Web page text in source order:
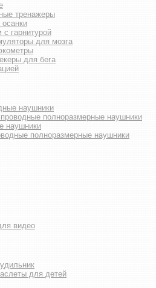
тренажеры
осанки
гарнитурой
для мозга
для бега
наушники
полноразмерные наушники
наушники
полноразмерные наушники
видео
для детей